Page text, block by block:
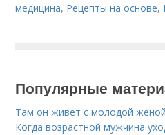
медицина, Рецепты на основе,
Популярные
Там он живет с молодой
Когда возрастной мужчина